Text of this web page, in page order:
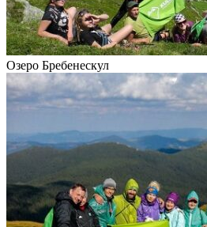
Озеро Бребенескул